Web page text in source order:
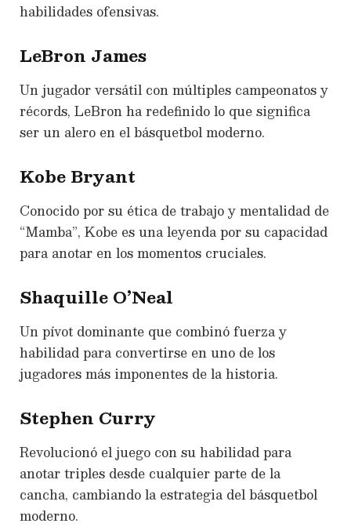
habilidades ofensivas.
LeBron James
Un jugador versátil con múltiples campeonatos y
récords, LeBron ha redefinido lo que significa
ser un alero en el básquetbol moderno.
Kobe Bryant
Conocido por su ética de trabajo y mentalidad de
“Mamba”, Kobe es una leyenda por su capacidad
para anotar en los momentos cruciales.
Shaquille O’Neal
Un pívot dominante que combinó fuerza y
habilidad para convertirse en uno de los
jugadores más imponentes de la historia.
Stephen Curry
Revolucionó el juego con su habilidad para
anotar triples desde cualquier parte de la
cancha, cambiando la estrategia del básquetbol
moderno.